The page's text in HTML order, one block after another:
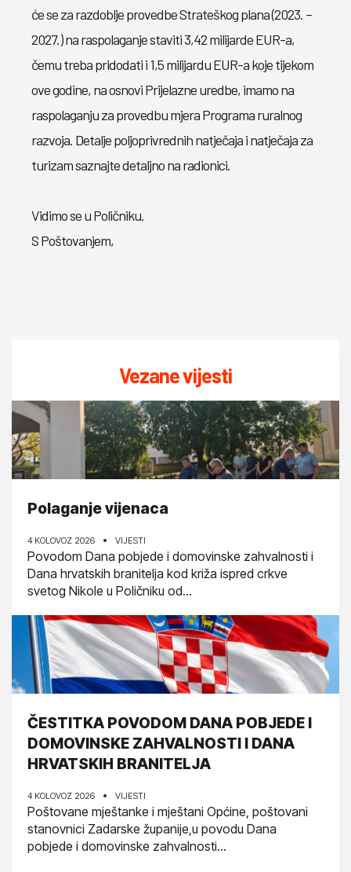
će se za razdoblje provedbe Strateškog plana (2023. –
2027.) na raspolaganje staviti 3,42 milijarde EUR-a,
čemu treba pridodati i 1,5 milijardu EUR-a koje tijekom
ove godine, na osnovi Prijelazne uredbe, imamo na
raspolaganju za provedbu mjera Programa ruralnog
razvoja. Detalje poljoprivrednih natječaja i natječaja za
turizam saznajte detaljno na radionici.
Vidimo se u Poličniku.
S Poštovanjem,
Vezane vijesti
Polaganje vijenaca
4 KOLOVOZ 2026 VIJESTI
Povodom Dana pobjede i domovinske zahvalnosti i
Dana hrvatskih branitelja kod križa ispred crkve
svetog Nikole u Poličniku od...
ČESTITKA POVODOM DANA POBJEDE I
DOMOVINSKE ZAHVALNOSTI I DANA
HRVATSKIH BRANITELJA
4 KOLOVOZ 2026 VIJESTI
Poštovane mještanke i mještani Općine, poštovani
stanovnici Zadarske županije,u povodu Dana
pobjede i domovinske zahvalnosti...